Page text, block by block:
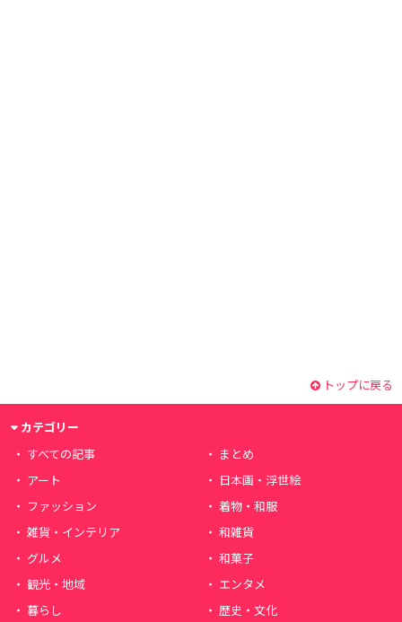
トップに戻る
カテゴリー
すべての記事
まとめ
アート
日本画・浮世絵
ファッション
着物・和服
雑貨・インテリア
和雑貨
グルメ
和菓子
観光・地域
エンタメ
暮らし
歴史・文化